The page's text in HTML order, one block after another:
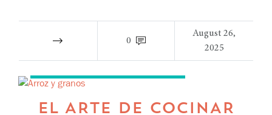
0
August 26,
2025
EL ARTE DE COCINAR